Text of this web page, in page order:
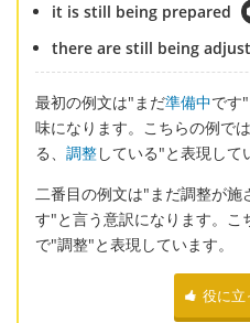
it is still being prepared
there are still being
最初の例文は"まだ準備中です
味になります。こちらの例で
る、 調整している"と表現して
二番目の例文は"まだ調整が施
す"と言う意訳になります。
で"調整"と表現しています。
役に立